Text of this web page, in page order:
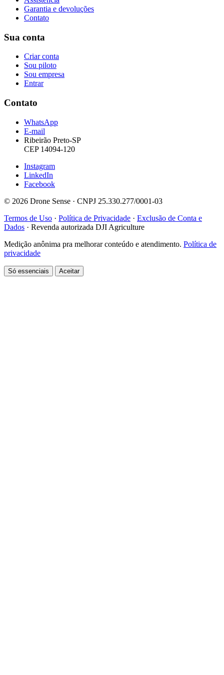
Garantia e devoluções
Contato
Sua conta
Criar conta
Sou piloto
Sou empresa
Entrar
Contato
WhatsApp
E-mail
Ribeirão Preto-SP
CEP 14094-120
Instagram
LinkedIn
Facebook
© 2026 Drone Sense · CNPJ 25.330.277/0001-03
Termos de Uso · Política de Privacidade · Exclusão de Conta e
Dados · Revenda autorizada DJI Agriculture
Medição anônima pra melhorar conteúdo e atendimento. Política de
privacidade
Só essenciais Aceitar